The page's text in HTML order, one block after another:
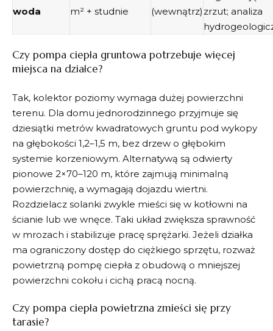
woda
m² + studnie
(wewnątrz) zrzut; analiza
Czy pompa ciepła gruntowa potrzebuje więcej
miejsca na działce?
Tak, kolektor poziomy wymaga dużej powierzchni
terenu. Dla domu jednorodzinnego przyjmuje się
dziesiątki metrów kwadratowych gruntu pod wykopy
na głębokości 1,2–1,5 m, bez drzew o głębokim
systemie korzeniowym. Alternatywą są odwierty
pionowe 2×70–120 m, które zajmują minimalną
powierzchnię, a wymagają dojazdu wiertni.
Rozdzielacz solanki zwykle mieści się w kotłowni na
ścianie lub we wnęce. Taki układ zwiększa sprawność
w mrozach i stabilizuje pracę sprężarki. Jeżeli działka
ma ograniczony dostęp do ciężkiego sprzętu, rozważ
powietrzną pompę ciepła z obudową o mniejszej
powierzchni cokołu i cichą pracą nocną.
Czy pompa ciepła powietrzna zmieści się przy
tarasie?